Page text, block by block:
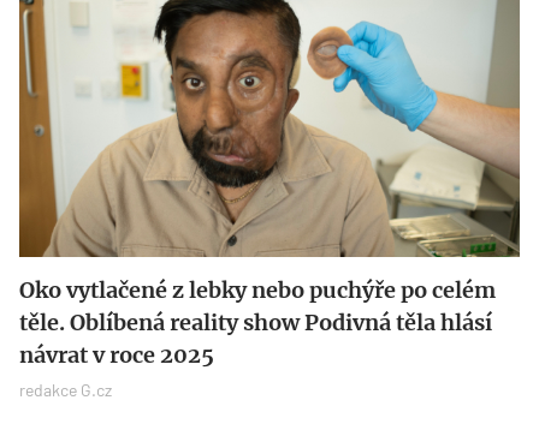
Oko vytlačené z lebky nebo puchýře po celém
těle. Oblíbená reality show Podivná těla hlásí
návrat v roce 2025
redakce G.cz